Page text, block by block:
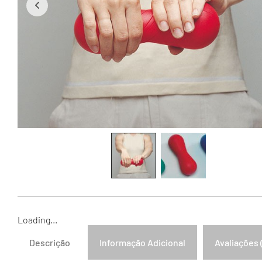
Loading...
Descrição Informação Adicional Avaliações